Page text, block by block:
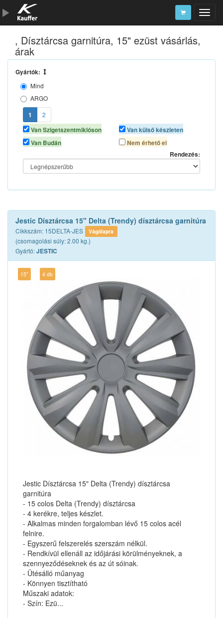
Szerszámkatalógus
Kosár
Alkatrészek
, Dísztárcsa garnitúra, 15" ezüst vásárlás,
árak
Gyártók:
Mind
ARGO
J-TEC
JESTIC
VERSACO
1
2
Van Szigetszentmiklóson
Van Budán
Van külső készleten
Nem érhető el
Rendezés:
Jestic Dísztárcsa 15" Delta (Trendy) dísztárcsa garnitúra
Cikkszám: 15DELTA-JES Vágólapra
(csomagolási súly: 2.00 kg.)
Gyártó:JESTIC
15" 4 db
Jestic Dísztárcsa 15" Delta (Trendy) dísztárcsa
garnitúra
- 15 colos Delta (Trendy) dísztárcsa
- 4 kerékre, teljes készlet.
- Alkalmas minden forgalomban lévő 15 colos acél
felnire.
- Egyszerű felszerelés szerszám nélkül.
- Rendkívül ellenáll az időjárási körülményeknek, a
szennyeződéseknek és az út sóinak.
- Ütésálló műanyag
- Könnyen tisztítható
Műszaki adatok:
- Szín: Ezü...